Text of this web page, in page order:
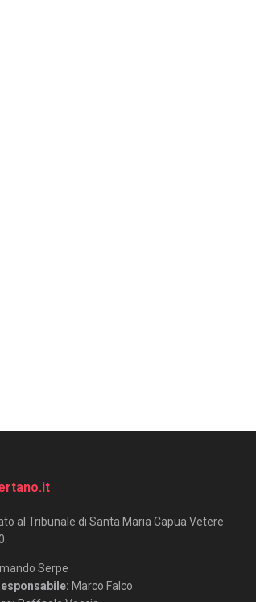
al Tribunale di Santa Maria Capua Vetere
Serpe
Marco Falco